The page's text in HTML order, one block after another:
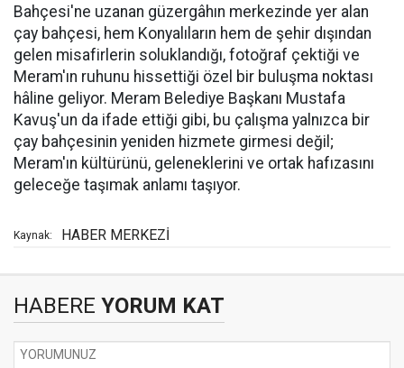
Bahçesi'ne uzanan güzergâhın merkezinde yer alan
çay bahçesi, hem Konyalıların hem de şehir dışından
gelen misafirlerin soluklandığı, fotoğraf çektiği ve
Meram'ın ruhunu hissettiği özel bir buluşma noktası
hâline geliyor. Meram Belediye Başkanı Mustafa
Kavuş'un da ifade ettiği gibi, bu çalışma yalnızca bir
çay bahçesinin yeniden hizmete girmesi değil;
Meram'ın kültürünü, geleneklerini ve ortak hafızasını
geleceğe taşımak anlamı taşıyor.
Kaynak: HABER MERKEZİ
HABERE YORUM KAT